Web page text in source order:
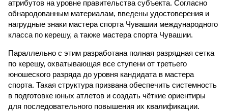
атрибутов на уровне правительства субъекта. Согласно
обнародованным материалам, введены удостоверения и
нагрудные знаки мастера спорта Чувашии международного
класса по керешу, а также мастера спорта Чувашии.
Параллельно с этим разработана полная разрядная сетка
по керешу, охватывающая все ступени от третьего
юношеского разряда до уровня кандидата в мастера
спорта. Такая структура призвана обеспечить системность
в подготовке юных атлетов и создать чёткие ориентиры
для последовательного повышения их квалификации.